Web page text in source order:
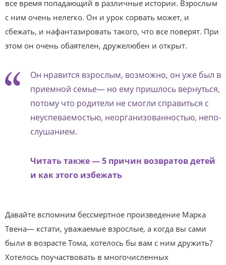
все время попадающий в различные истории. Взрослым
с ним очень нелегко. Он и урок сорвать может, и
сбежать, и нафантазировать такого, что все поверят. При
этом он очень обаятелен, дружелюбен и открыт.
Он нравится взрослым, возможно, он уже был в
приемной семье— но ему пришлось вернуться,
потому что родители не смогли справиться с
неуспеваемостью, неорганизованностью, непо­
слушанием.
Читать также — 5 причин возвратов детей
и как этого избежать
Давайте вспомним бессмертное произведение Марка
Твена— кстати, уважаемые взрослые, а когда вы сами
были в возрасте Тома, хотелось бы вам с ним дружить?
Хотелось поучаствовать в многочисленных